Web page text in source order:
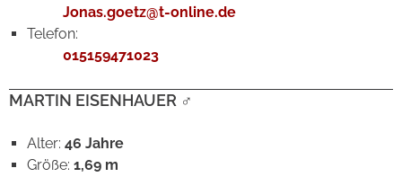
Jonas.goetz@t-online.de
Telefon:
015159471023
MARTIN EISENHAUER ♂
Alter: 46 Jahre
Größe: 1,69 m